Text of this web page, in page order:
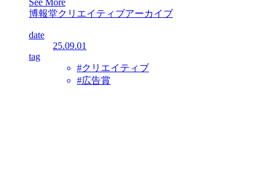
See More
博報堂クリエイティブアーカイブ
date
25.09.01
tag
#クリエイティブ
#広告賞